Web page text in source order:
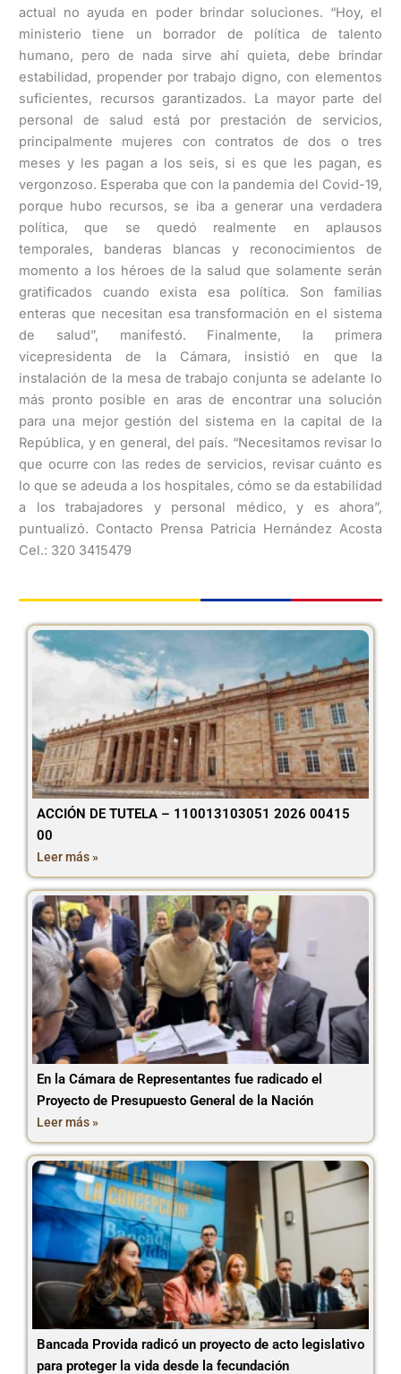
actual no ayuda en poder brindar soluciones. “Hoy, el
ministerio tiene un borrador de política de talento
humano, pero de nada sirve ahí quieta, debe brindar
estabilidad, propender por trabajo digno, con elementos
suficientes, recursos garantizados. La mayor parte del
personal de salud está por prestación de servicios,
principalmente mujeres con contratos de dos o tres
meses y les pagan a los seis, si es que les pagan, es
vergonzoso. Esperaba que con la pandemia del Covid-19,
porque hubo recursos, se iba a generar una verdadera
política, que se quedó realmente en aplausos
temporales, banderas blancas y reconocimientos de
momento a los héroes de la salud que solamente serán
gratificados cuando exista esa política. Son familias
enteras que necesitan esa transformación en el sistema
de salud”, manifestó. Finalmente, la primera
vicepresidenta de la Cámara, insistió en que la
instalación de la mesa de trabajo conjunta se adelante lo
más pronto posible en aras de encontrar una solución
para una mejor gestión del sistema en la capital de la
República, y en general, del país. “Necesitamos revisar lo
que ocurre con las redes de servicios, revisar cuánto es
lo que se adeuda a los hospitales, cómo se da estabilidad
a los trabajadores y personal médico, y es ahora”,
puntualizó. Contacto Prensa Patricia Hernández Acosta
Cel.: 320 3415479
ACCIÓN DE TUTELA – 110013103051 2026 00415
00
Leer más »
En la Cámara de Representantes fue radicado el
Proyecto de Presupuesto General de la Nación
Leer más »
Bancada Provida radicó un proyecto de acto legislativo
para proteger la vida desde la fecundación